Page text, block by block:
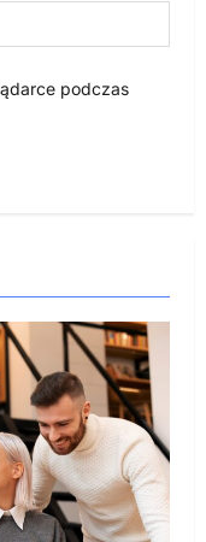
podczas